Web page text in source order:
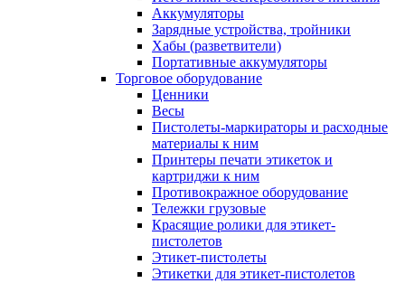
Аккумуляторы
Зарядные устройства, тройники
Хабы (разветвители)
Портативные аккумуляторы
Торговое оборудование
Ценники
Весы
Пистолеты-маркираторы и расходные
материалы к ним
Принтеры печати этикеток и
картриджи к ним
Противокражное оборудование
Тележки грузовые
Красящие ролики для этикет-
пистолетов
Этикет-пистолеты
Этикетки для этикет-пистолетов